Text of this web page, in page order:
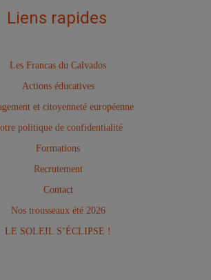
Liens rapides
Les Francas du Calvados
Actions éducatives
et citoyenneté européenne
politique de confidentialité
Formations
Recrutement
Contact
Nos trousseaux été 2026
LE SOLEIL S’ÉCLIPSE !